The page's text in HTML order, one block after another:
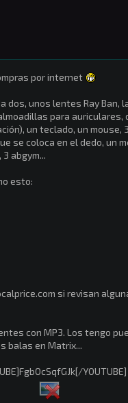
por internet
dos, unos lentes Ray Ban,
para
un teclado, un
se coloca en el dedo, un
abgym...
esto:
si revisan
con MP3. Los tengo
balas en Matrix...
YOUTUBE]